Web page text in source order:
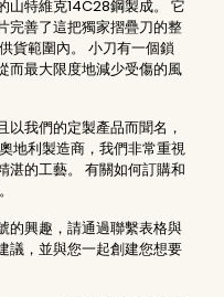
山特維克14C28鋼製成。 它
完善了這把獨家摺疊刀的整
貨範圍內。 小刀有一個鎖
而最大限度地減少受傷的風
我們的定製產品而聞名，
地利製造商，我們非常重視
湛的工藝。 有關如何訂購和
。
的興趣，請通過聯繫表格與
議，並與您一起創建您想要